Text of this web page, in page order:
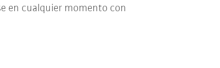
en cualquier momento con